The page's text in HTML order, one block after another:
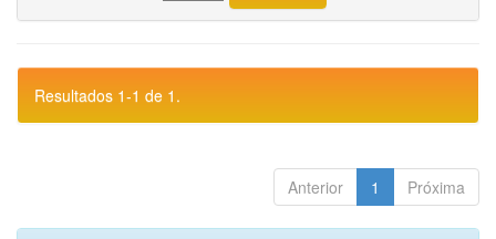
Resultados 1-1 de 1.
Anterior 1 Próxima